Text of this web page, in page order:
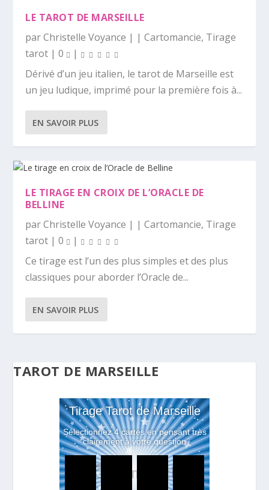
LE TAROT DE MARSEILLE
parChristelle Voyance | |Cartomancie, Tirage
tarot |0
|
Dérivé d’un jeu italien, le tarot de Marseille est
un jeu ludique, imprimé pour la première fois à...
EN SAVOIR PLUS
LE TIRAGE EN CROIX DE L’ORACLE DE
BELLINE
parChristelle Voyance | |Cartomancie, Tirage
tarot |0
|
Ce tirage est l’un des plus simples et des plus
classiques pour aborder l’Oracle de...
EN SAVOIR PLUS
TAROT DE MARSEILLE